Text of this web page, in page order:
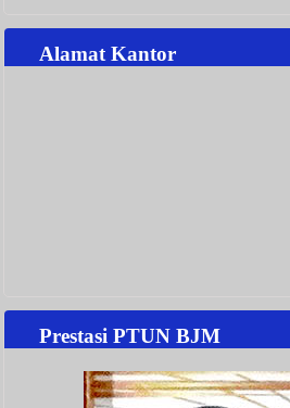
Alamat Kantor
Prestasi PTUN BJM